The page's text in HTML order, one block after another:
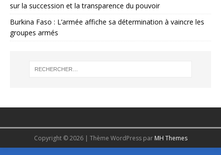
sur la succession et la transparence du pouvoir
Burkina Faso : L’armée affiche sa détermination à vaincre les
groupes armés
Copyright © 2026 | Thème WordPress par MH Themes